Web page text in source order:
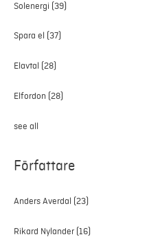
Solenergi (39)
Spara el (37)
Elavtal (28)
Elfordon (28)
see all
Författare
Anders Averdal (23)
Rikard Nylander (16)